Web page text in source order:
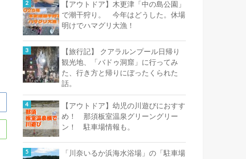
【アウトドア】木更津「中の島公園」
で潮干狩り。 今年はどうした。休場
明けでハマグリ大漁！
【旅行記】 クアラルンプール日帰り
観光地、「バドゥ洞窟」に行ってみ
た、行き方と帰りにぼったくられた
話。
【アウトドア】幼児の川遊びにおすす
め！ 那須板室温泉グリーングリー
ン！ 駐車場情報も。
「川奈いるか浜海水浴場」の「駐車場